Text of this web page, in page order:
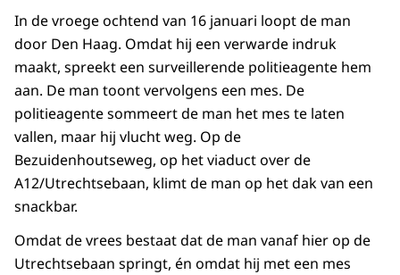
In de vroege ochtend van 16 januari loopt de man
door Den Haag. Omdat hij een verwarde indruk
maakt, spreekt een surveillerende politieagente hem
aan. De man toont vervolgens een mes. De
politieagente sommeert de man het mes te laten
vallen, maar hij vlucht weg. Op de
Bezuidenhoutseweg, op het viaduct over de
A12/Utrechtsebaan, klimt de man op het dak van een
snackbar.
Omdat de vrees bestaat dat de man vanaf hier op de
Utrechtsebaan springt, én omdat hij met een mes